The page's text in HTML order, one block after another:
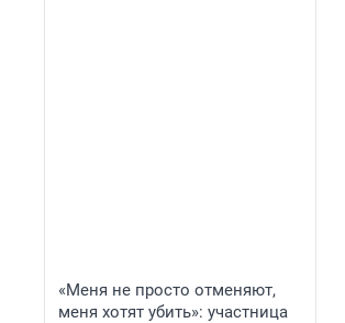
«Меня не просто отменяют,
меня хотят убить»: участница